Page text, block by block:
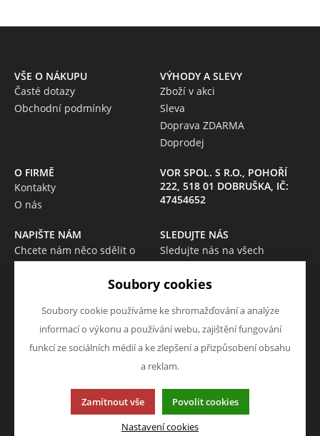
VŠE O NÁKUPU
Časté dotazy
Obchodní podmínky
VÝHODY A SLEVY
Zboží v akci
Sleva
Doprava ZDARMA
Doprodej
O FIRMĚ
Kontakty
O nás
VOR SPOL. S R.O., POHOŘÍ
222, 518 01 DOBRUŠKA, IČ:
47454652
NAPIŠTE NÁM
Chcete nám něco sdělit o
shopu? Neváhejte napsat.
Chci napsat zprávu
SLEDUJTE NÁS
Sledujte nás na všech
neunikne!
Tato stránka používá soubory cookies. Klikněte pro více
© 2013-2026 Internetový obchod VOR-OPRAVELEKTRO
Soubory cookies
Soubory cookie používáme ke shromažďování a analýze
informací o výkonu a používání webu, zajištění fungování
funkcí ze sociálních médií a ke zlepšení a přizpůsobení obsahu
a reklam.
Zamítnout vše Povolit cookies
Nastavení cookies